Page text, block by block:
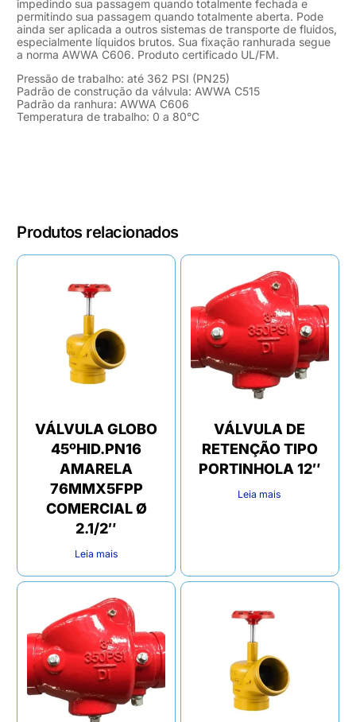
impedindo sua passagem quando totalmente fechada e
permitindo sua passagem quando totalmente aberta. Pode
ainda ser aplicada a outros sistemas de transporte de fluidos,
especialmente líquidos brutos. Sua fixação ranhurada segue
a norma AWWA C606. Produto certificado UL/FM.
Pressão de trabalho: até 362 PSI (PN25)
Padrão de construção da válvula: AWWA C515
Padrão da ranhura: AWWA C606
Temperatura de trabalho: 0 a 80°C
Produtos relacionados
VÁLVULA GLOBO
45ºHID.PN16
AMARELA
76MMX5FPP
COMERCIAL Ø
2.1/2″
Leia mais
VÁLVULA DE
RETENÇÃO TIPO
PORTINHOLA 12″
Leia mais